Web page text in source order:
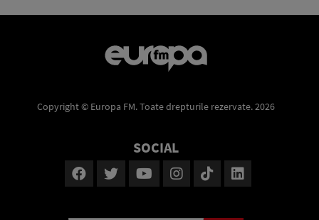
Copyright © Europa FM. Toate drepturile rezervate. 2026
SOCIAL